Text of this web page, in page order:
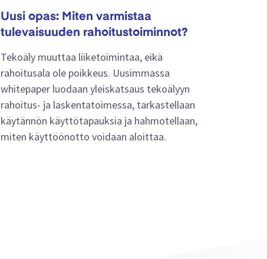
Uusi opas: Miten varmistaa
tulevaisuuden rahoitustoiminnot?
Tekoäly muuttaa liiketoimintaa, eikä
rahoitusala ole poikkeus. Uusimmassa
whitepaper luodaan yleiskatsaus tekoälyyn
rahoitus- ja laskentatoimessa, tarkastellaan
käytännön käyttötapauksia ja hahmotellaan,
miten käyttöönotto voidaan aloittaa.